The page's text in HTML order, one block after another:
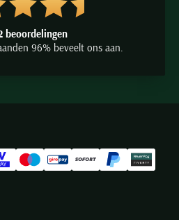
beoordelingen
96% beveelt ons aan.